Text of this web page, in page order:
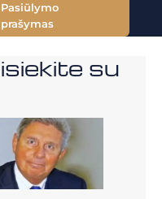
Pasiūlymo
prašymas
su